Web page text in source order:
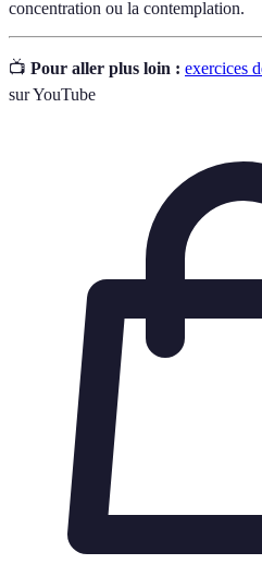
concentration ou la contemplation.
📺 Pour aller plus loin : exercices
sur YouTube